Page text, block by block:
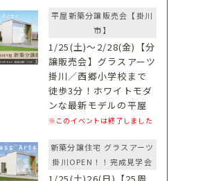
平屋新築分譲販売会【掛川
市】
1/25(土)〜2/28(金)【分
譲販売会】グラスアーツ
掛川／西郷小学校まで
徒歩3分！ホワイトモダ
ンな最新モデルの平屋
※このイベントは終了しました
新築分譲住宅 グラスアーツ
掛川OPEN！！完成見学会